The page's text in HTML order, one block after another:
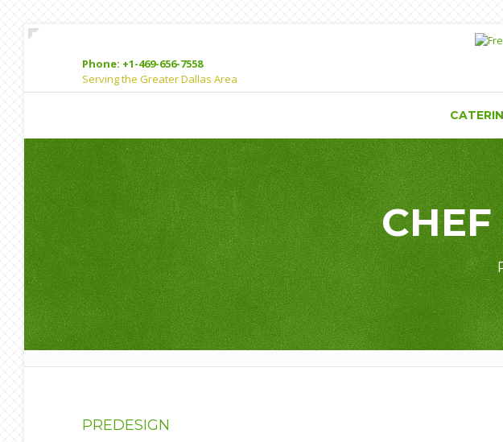
Phone: +1-469-656-7558
Serving the Greater Dallas Area
CHEF
PREDESIGN